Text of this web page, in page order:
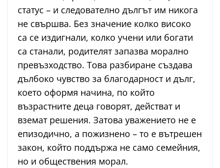
статус – и следователно дългът им никога
не свършва. Без значение колко високо
са се издигнали, колко учени или богати
са станали, родителят запазва морално
превъзходство. Това разбиране създава
дълбоко чувство за благодарност и дълг,
което оформя начина, по който
възрастните деца говорят, действат и
вземат решения. Затова уважението не е
епизодично, а пожизнено – то е вътрешен
закон, който поддържа не само семейния,
но и обществения морал.